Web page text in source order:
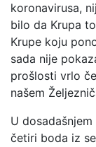
koronavirusa,
bilo da Krupa
Krupe koju
sada nije
prošlosti vrlo
našem
U
četiri boda iz